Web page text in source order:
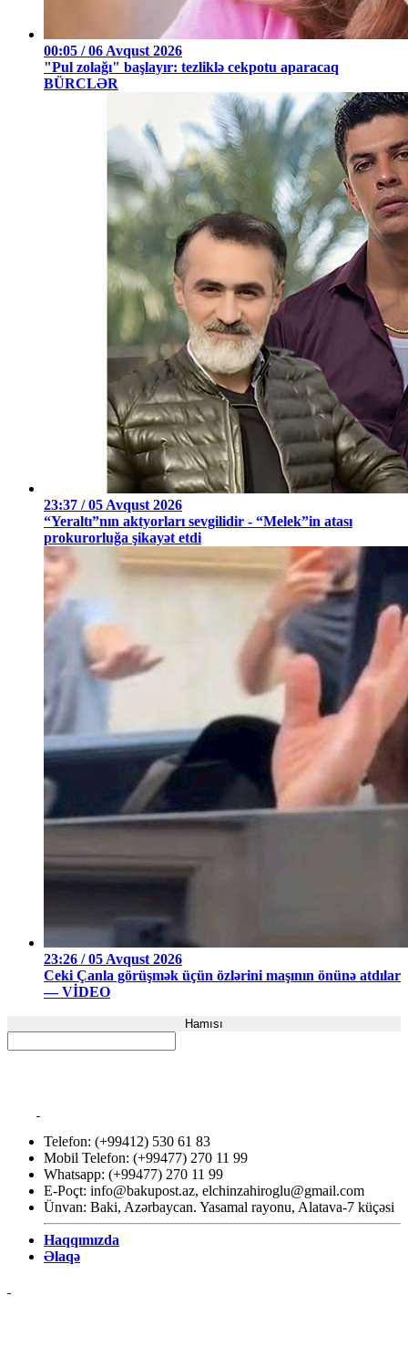
00:05 / 06 Avqust 2026
"Pul zolağı" başlayır: tezliklə cekpotu aparacaq
BÜRCLƏR
23:37 / 05 Avqust 2026
“Yeraltı”nın aktyorları sevgilidir - “Melek”in atası
prokurorluğa şikayət etdi
23:26 / 05 Avqust 2026
Ceki Çanla görüşmək üçün özlərini maşının önünə atdılar
— VİDEO
Hamısı
Telefon: (+99412) 530 61 83
Mobil Telefon: (+99477) 270 11 99
Whatsapp: (+99477) 270 11 99
E-Poçt: info@bakupost.az, elchinzahiroglu@gmail.com
Ünvan: Baki, Azərbaycan. Yasamal rayonu, Alatava-7 küçəsi
Haqqımızda
Əlaqə